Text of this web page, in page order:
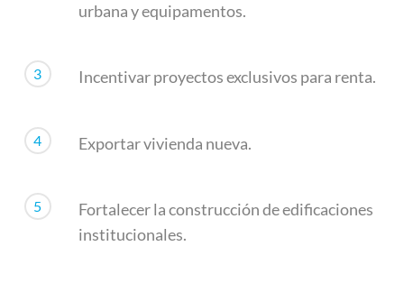
urbana y equipamentos.
3 Incentivar proyectos exclusivos para renta.
4 Exportar vivienda nueva.
5
Fortalecer la construcción de edificaciones
institucionales.